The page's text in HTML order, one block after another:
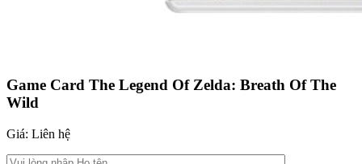
Game Card The Legend Of Zelda: Breath Of The
Wild
Giá: Liên hệ